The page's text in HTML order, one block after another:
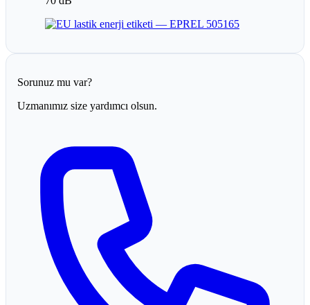
Sorunuz mu var?
Uzmanımız size yardımcı olsun.